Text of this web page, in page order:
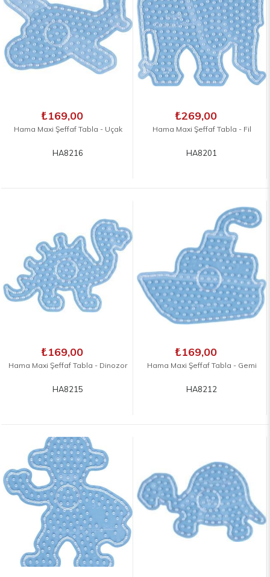
Hama Maxi Şeffaf Tabla - Uçak
HA8216
₺169,00
Hama Maxi Şeffaf Tabla - Fil
HA8201
₺269,00
Hama Maxi Şeffaf Tabla - Dinozor
HA8215
₺169,00
Hama Maxi Şeffaf Tabla - Gemi
HA8212
₺169,00